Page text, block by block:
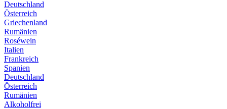
Deutschland
Österreich
Griechenland
Rumänien
Roséwein
Italien
Frankreich
Spanien
Deutschland
Österreich
Rumänien
Alkoholfrei